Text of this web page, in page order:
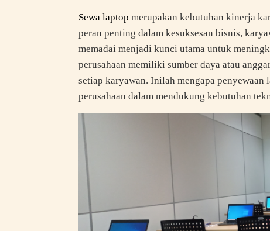
Sewa laptop merupakan kebutuhan kinerja
peran penting dalam kesuksesan bisnis,
memadai menjadi kunci utama untuk
perusahaan memiliki sumber daya atau
setiap karyawan. Inilah mengapa
perusahaan dalam mendukung kebutuhan